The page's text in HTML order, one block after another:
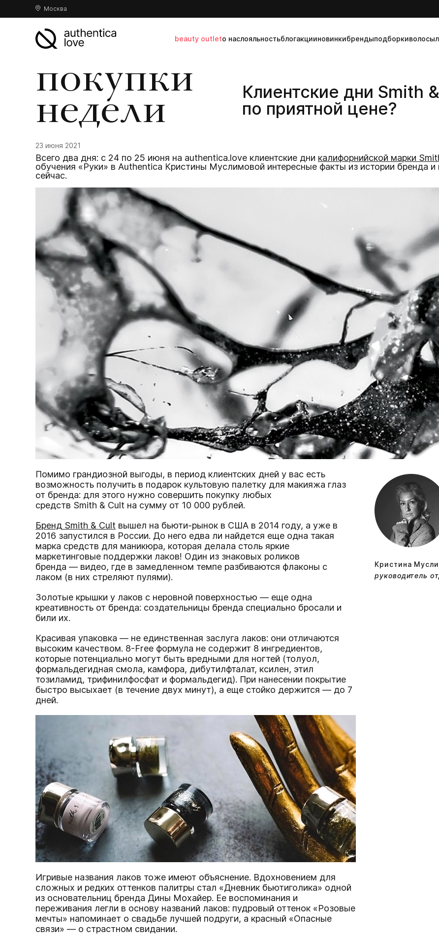
Москва
beauty outletо наслояльностьблогакцииновинкибрендыподборкиволосы
покупки
недели
Клиентские дни Smith
по приятной цене?
23 июня 2021
Всего два дня: с 24 по 25 июня на authentica.love клиентские дни калифорнийской марки
обучения «Руки» в Authentica Кристины Муслимовой интересные факты из истории бренда и
сейчас.
Помимо грандиозной выгоды, в период клиентских дней у вас есть
возможность получить в подарок культовую палетку для макияжа глаз
от бренда: для этого нужно совершить покупку любых
средств Smith & Cult на сумму от 10 000 рублей.
Бренд Smith & Cult вышел на бьюти-рынок в США в 2014 году, а уже в
2016 запустился в России. До него едва ли найдется еще одна такая
марка средств для маникюра, которая делала столь яркие
маркетинговые поддержки лаков! Один из знаковых роликов
бренда — видео, где в замедленном темпе разбиваются флаконы с
лаком (в них стреляют пулями).
Золотые крышки у лаков с неровной поверхностью — еще одна
креативность от бренда: создательницы бренда специально бросали и
били их.
Красивая упаковка — не единственная заслуга лаков: они отличаются
высоким качеством. 8-Free формула не содержит 8 ингредиентов,
которые потенциально могут быть вредными для ногтей (толуол,
формальдегидная смола, камфора, дибутилфталат, ксилен, этил
тозиламид, трифинилфосфат и формальдегид). При нанесении покрытие
быстро высыхает (в течение двух минут), а еще стойко держится — до 7
дней.
Игривые названия лаков тоже имеют объяснение. Вдохновением для
сложных и редких оттенков палитры стал «Дневник бьютиголика» одной
из основательниц бренда Дины Мохайер. Ее воспоминания и
переживания легли в основу названий лаков: пудровый оттенок «Розовые
мечты» напоминает о свадьбе лучшей подруги, а красный «Опасные
связи» — о страстном свидании.
Кристина
руководитель